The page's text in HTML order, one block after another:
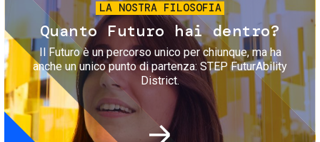
LA NOSTRA FILOSOFIA
Quanto Futuro hai dentro?
Il Futuro è un percorso unico per chiunque, ma ha
anche un unico punto di partenza: STEP FuturAbility
District.